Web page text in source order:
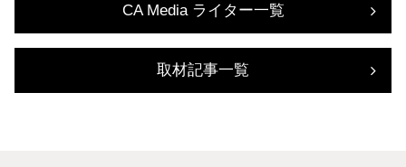
CA Media ライター一覧
取材記事一覧